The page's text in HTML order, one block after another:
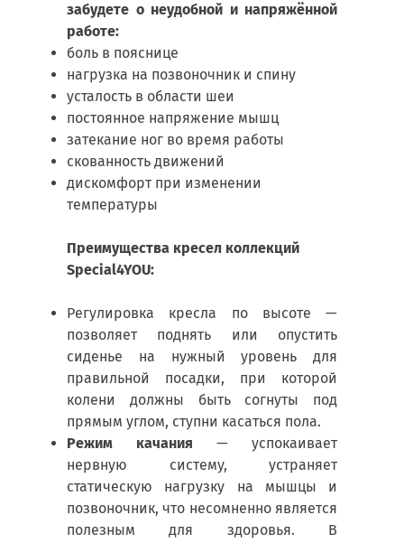
забудете о неудобной и напряжённой
работе:
боль в пояснице
нагрузка на позвоночник и спину
усталость в области шеи
постоянное напряжение мышц
затекание ног во время работы
скованность движений
дискомфорт при изменении
температуры
Преимущества кресел коллекций
Special4YOU:
Регулировка кресла по высоте —
позволяет поднять или опустить
сиденье на нужный уровень для
правильной посадки, при которой
колени должны быть согнуты под
прямым углом, ступни касаться пола.
Режим качания — успокаивает
нервную систему, устраняет
статическую нагрузку на мышцы и
позвоночник, что несомненно является
полезным для здоровья. В